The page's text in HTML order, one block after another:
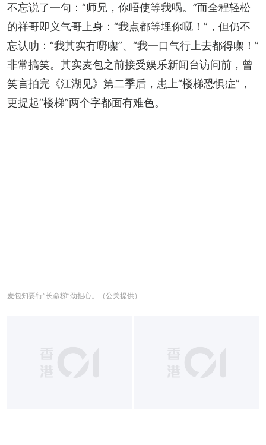
不忘说了一句：“师兄，你唔使等我㖞。”而全程轻松
的祥哥即义气哥上身：“我点都等埋你嘅！”，但仍不
忘认叻：“我其实冇嘢㗎”、“我一口气行上去都得㗎！”
非常搞笑。其实麦包之前接受娱乐新闻台访问前，曾
笑言拍完《江湖见》第二季后，患上“楼梯恐惧症”，
更提起“楼梯”两个字都面有难色。
麦包知要行“长命梯”劲担心。（公关提供）